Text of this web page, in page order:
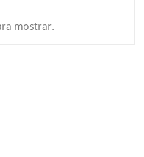
mostrar.